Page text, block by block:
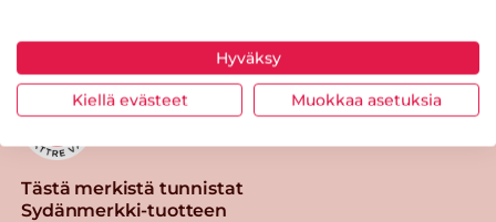
Tästä merkistä tunnistat
Sydänmerkki-tuotteen
Hyväksy
Kiellä evästeet Muokkaa asetuksia